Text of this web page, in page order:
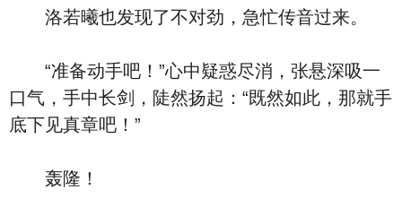
洛若曦也发现了不对劲，急忙传音过来。
“准备动手吧！”心中疑惑尽消，张悬深吸一
口气，手中长剑，陡然扬起：“既然如此，那就手
底下见真章吧！”
轰隆！